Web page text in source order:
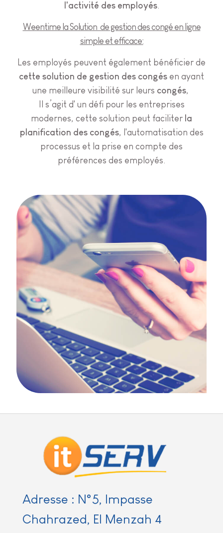
l'activité des employés.
Weentime la Solution de gestion des congé en ligne
simple et efficace:
Les employés peuvent également bénéficier de
cette solution de gestion des congés en ayant
une meilleure visibilité sur leurs congés,
Il s’agit d' un défi pour les entreprises
modernes, cette solution peut faciliter la
planification des congés, l'automatisation des
processus et la prise en compte des
préférences des employés.
Adresse : N°5, Impasse
Chahrazed, El Menzah 4